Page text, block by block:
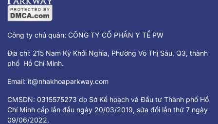
Công ty chủ quản: CÔNG TY CỔ PHẦN Y TẾ PW
Địa chỉ: 215 Nam Kỳ Khởi Nghĩa, Phường Võ Thị Sáu, Q3, thành
phố Hồ Chí Minh.
Email: it@nhakhoaparkway.com
CMSDN: 0315575273 do Sở Kế hoạch và Đầu tư Thành phố Hồ
Chí Minh cấp lần đầu ngày 20/03/2019, sửa đổi lần thứ 7 ngày
09/06/2022.